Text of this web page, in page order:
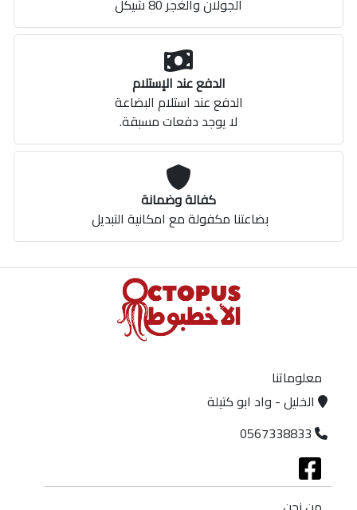
الجولان والغجر 80 شيكل
الدفع عند الإستلام
الدفع عند استلام البضاعة
لا يوجد دفعات مسبقة.
كفالة وضمانة
بضاعتنا مكفولة مع امكانية التبديل
معلوماتنا
الخليل - واد ابو كتيلة
0567338833